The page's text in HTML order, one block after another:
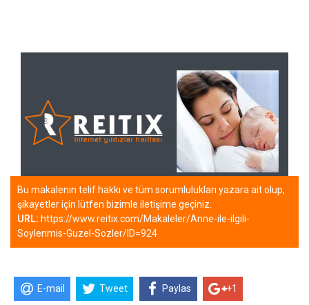
Bu makalenin telif hakkı ve tüm sorumlulukları yazara ait olup,
şikayetler için lütfen bizimle iletişime geçiniz.
URL: https://www.reitix.com/Makaleler/Anne-ile-ilgili-
Soylenmis-Guzel-Sozler/ID=924
E-mail Tweet Paylas +1